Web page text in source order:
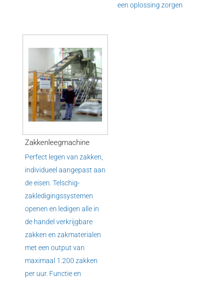
een oplossing zorgen
Zakkenleegmachine
Perfect legen van zakken,
individueel aangepast aan
de eisen. Telschig-
zakledigingssystemen
openen en ledigen alle in
de handel verkrijgbare
zakken en zakmaterialen
met een output van
maximaal 1.200 zakken
per uur. Functie en